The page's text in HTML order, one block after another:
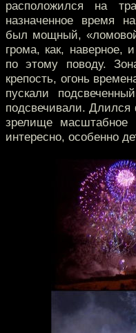
расположился на
назначенное время
был мощный,
грома, как,
по этому поводу.
крепость, огонь
пускали
подсвечивали.
зрелище масштабное
интересно, особенно